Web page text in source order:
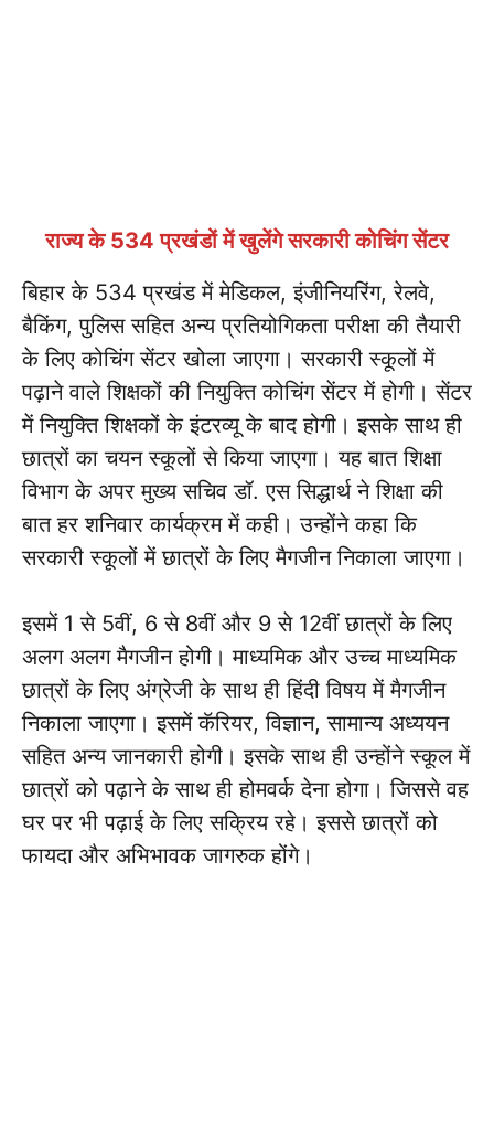
राज्य के 534 प्रखंडों में खुलेंगे सरकारी कोचिंग सेंटर
बिहार के 534 प्रखंड में मेडिकल, इंजीनियरिंग, रेलवे,
बैकिंग, पुलिस सहित अन्य प्रतियोगिकता परीक्षा की तैयारी
के लिए कोचिंग सेंटर खोला जाएगा। सरकारी स्कूलों में
पढ़ाने वाले शिक्षकों की नियुक्ति कोचिंग सेंटर में होगी। सेंटर
में नियुक्ति शिक्षकों के इंटरव्यू के बाद होगी। इसके साथ ही
छात्रों का चयन स्कूलों से किया जाएगा। यह बात शिक्षा
विभाग के अपर मुख्य सचिव डॉ. एस सिद्धार्थ ने शिक्षा की
बात हर शनिवार कार्यक्रम में कही। उन्होंने कहा कि
सरकारी स्कूलों में छात्रों के लिए मैगजीन निकाला जाएगा।
इसमें 1 से 5वीं, 6 से 8वीं और 9 से 12वीं छात्रों के लिए
अलग अलग मैगजीन होगी। माध्यमिक और उच्च माध्यमिक
छात्रों के लिए अंग्रेजी के साथ ही हिंदी विषय में मैगजीन
निकाला जाएगा। इसमें कॅरियर, विज्ञान, सामान्य अध्ययन
सहित अन्य जानकारी होगी। इसके साथ ही उन्होंने स्कूल में
छात्रों को पढ़ाने के साथ ही होमवर्क देना होगा। जिससे वह
घर पर भी पढ़ाई के लिए सक्रिय रहे। इससे छात्रों को
फायदा और अभिभावक जागरुक होंगे।